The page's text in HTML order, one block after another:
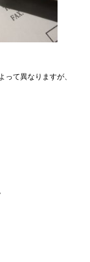
て異なりますが、